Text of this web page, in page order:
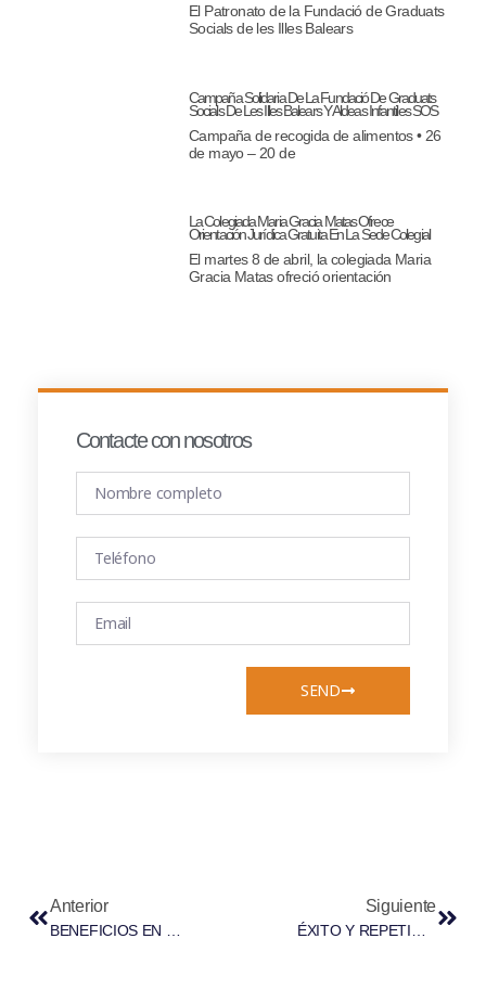
El Patronato de la Fundació de Graduats
Socials de les Illes Balears
Campaña Solidaria De La Fundació De Graduats
Socials De Les Illes Balears Y Aldeas Infantiles SOS
Campaña de recogida de alimentos • 26
de mayo – 20 de
La Colegiada Maria Gracia Matas Ofrece
Orientación Jurídica Gratuita En La Sede Colegial
El martes 8 de abril, la colegiada Maria
Gracia Matas ofreció orientación
Contacte con nosotros
SEND
Anterior
BENEFICIOS EN LA CONTRATACIÓN
Siguiente
ÉXITO Y REPETICIÓN DEL CURSO «BENEFICIOS EN LA CONTRATACIÓN»